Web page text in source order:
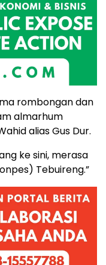
rombongan dan
almarhum
alias Gus Dur.
ke sini, merasa
Tebuireng.”